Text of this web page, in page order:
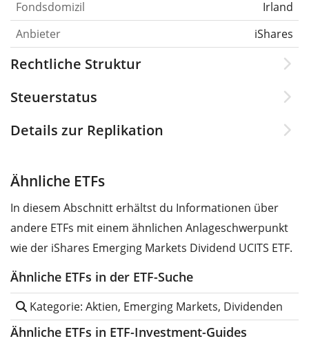
Fondsdomizil
Irland
Anbieter
iShares
Rechtliche Struktur
Steuerstatus
Details zur Replikation
Ähnliche ETFs
In diesem Abschnitt erhältst du Informationen über
andere ETFs mit einem ähnlichen Anlageschwerpunkt
wie der iShares Emerging Markets Dividend UCITS ETF.
Ähnliche ETFs in der ETF-Suche
Kategorie: Aktien, Emerging Markets, Dividenden
Ähnliche ETFs in ETF-Investment-Guides